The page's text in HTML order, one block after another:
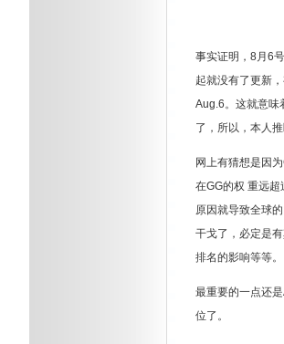
事实证明，8月6
起就没有了更新
Aug.6。这就意味
了，所以，本人
网上有猜想是因
在GG的权 重远
原因就导致全球
干戈了，必定是
排名的影响等等。
最重要的一点还
位了。